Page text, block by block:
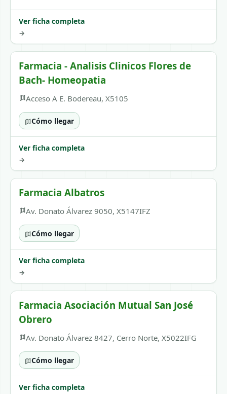
Ver ficha completa
→
Farmacia - Analisis Clinicos Flores de
Bach- Homeopatia
Acceso A E. Bodereau, X5105
Cómo llegar
Ver ficha completa
→
Farmacia Albatros
Av. Donato Álvarez 9050, X5147IFZ
Cómo llegar
Ver ficha completa
→
Farmacia Asociación Mutual San José
Obrero
Av. Donato Álvarez 8427, Cerro Norte, X5022IFG
Cómo llegar
Ver ficha completa